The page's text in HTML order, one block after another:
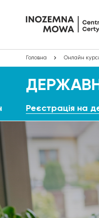
Головна Онлайн
Реєстрація на